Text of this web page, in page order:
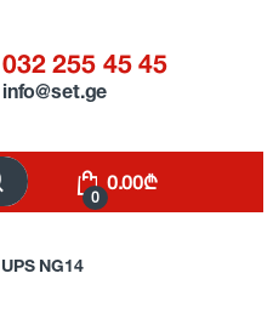
032 255 45 45
info@set.ge
0
0.00₾
NG14